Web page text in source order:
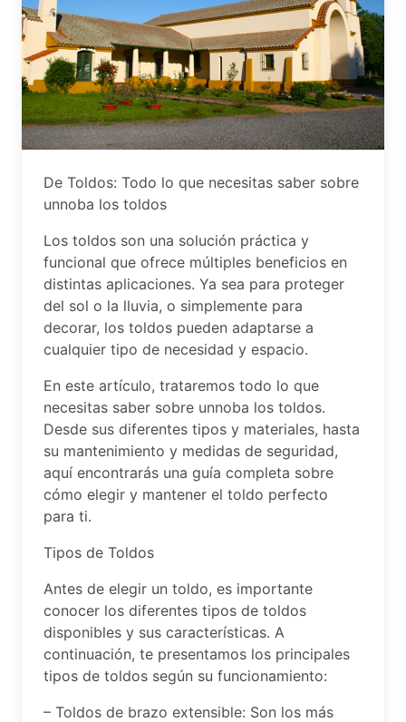
De Toldos: Todo lo que necesitas saber sobre
unnoba los toldos
Los toldos son una solución práctica y
funcional que ofrece múltiples beneficios en
distintas aplicaciones. Ya sea para proteger
del sol o la lluvia, o simplemente para
decorar, los toldos pueden adaptarse a
cualquier tipo de necesidad y espacio.
En este artículo, trataremos todo lo que
necesitas saber sobre unnoba los toldos.
Desde sus diferentes tipos y materiales, hasta
su mantenimiento y medidas de seguridad,
aquí encontrarás una guía completa sobre
cómo elegir y mantener el toldo perfecto
para ti.
Tipos de Toldos
Antes de elegir un toldo, es importante
conocer los diferentes tipos de toldos
disponibles y sus características. A
continuación, te presentamos los principales
tipos de toldos según su funcionamiento:
– Toldos de brazo extensible: Son los más